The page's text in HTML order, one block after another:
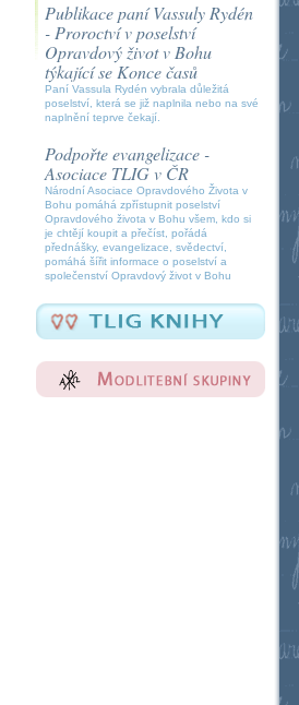
Publikace paní Vassuly Rydén
- Proroctví v poselství
Opravdový život v Bohu
týkající se Konce časů
Paní Vassula Rydén vybrala důležitá
poselství, která se již naplnila nebo na své
naplnění teprve čekají.
Podpořte evangelizace -
Asociace TLIG v ČR
Národní Asociace Opravdového Života v
Bohu pomáhá zpřístupnit poselství
Opravdového života v Bohu všem, kdo si
je chtějí koupit a přečíst, pořádá
přednášky, evangelizace, svědectví,
pomáhá šířit informace o poselství a
společenství Opravdový život v Bohu